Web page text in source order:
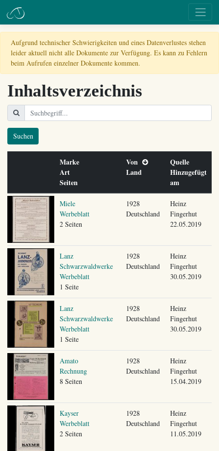
Aufgrund technischer Schwierigkeiten und eines Datenverlustes stehen
leider aktuell nicht alle Dokumente zur Verfügung. Es kann zu Fehlern
beim Aufrufen einzelner Dokumente kommen.
Inhaltsverzeichnis
Suchen
Marke
Art
Seiten
Von
Land
Quelle
Hinzugefügt
am
Miele
Werbeblatt
2 Seiten
1928
Deutschland
Heinz
Fingerhut
22.05.2019
Lanz
Schwarzwaldwerke
Werbeblatt
1 Seite
1928
Deutschland
Heinz
Fingerhut
30.05.2019
Lanz
Schwarzwaldwerke
Werbeblatt
1 Seite
1928
Deutschland
Heinz
Fingerhut
30.05.2019
Amato
Rechnung
8 Seiten
1928
Deutschland
Heinz
Fingerhut
15.04.2019
Kayser
Werbeblatt
2 Seiten
1928
Deutschland
Heinz
Fingerhut
11.05.2019